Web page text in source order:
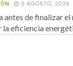
5 AGOSTO, 2026
antes de finalizar el
eficiencia